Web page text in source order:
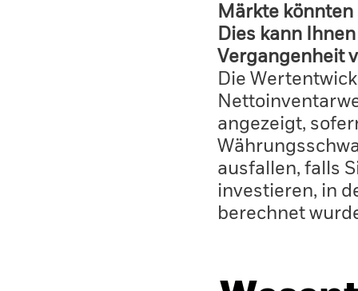
Märkte
Dies kann
Vergangenheit
Die
angezeigt,
ausfallen, falls
investieren, in
berechnet